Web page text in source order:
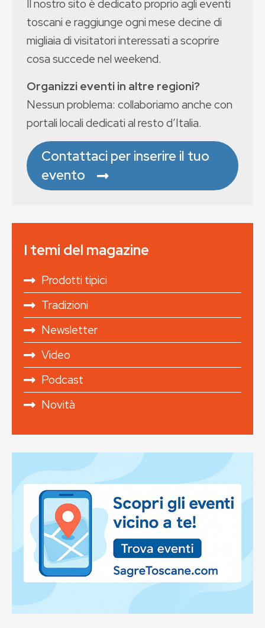
Il nostro sito è dedicato proprio agli eventi
toscani e raggiunge ogni mese decine di
migliaia di visitatori interessati a scoprire
cosa succede nel weekend.
Organizzi eventi in altre regioni?
Nessun problema: collaboriamo anche con
portali locali dedicati al resto d’Italia.
Contattaci per inserire il tuo
evento
I temi del magazine
Prodotti tipici
Tradizioni
Newsletter
Video
Podcast
Novità